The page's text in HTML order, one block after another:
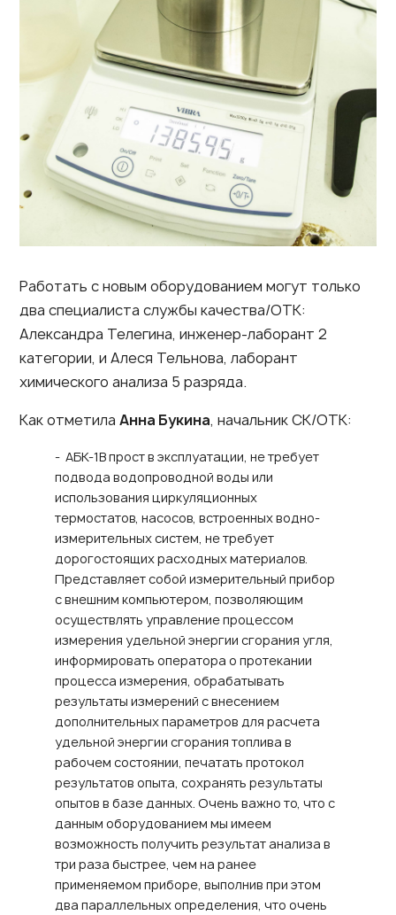
Работать с новым оборудованием могут только
два специалиста службы качества/ОТК:
Александра Телегина, инженер-лаборант 2
категории, и Алеся Тельнова, лаборант
химического анализа 5 разряда.
Как отметилаАнна Букина, начальник СК/ОТК:
- АБК-1В прост в эксплуатации, не требует
подвода водопроводной воды или
использования циркуляционных
термостатов, насосов, встроенных водно-
измерительных систем, не требует
дорогостоящих расходных материалов.
Представляет собой измерительный прибор
с внешним компьютером, позволяющим
осуществлять управление процессом
измерения удельной энергии сгорания угля,
информировать оператора о протекании
процесса измерения, обрабатывать
результаты измерений с внесением
дополнительных параметров для расчета
удельной энергии сгорания топлива в
рабочем состоянии, печатать протокол
результатов опыта, сохранять результаты
опытов в базе данных. Очень важно то, что с
данным оборудованием мы имеем
возможность получить результат анализа в
три раза быстрее, чем на ранее
применяемом приборе, выполнив при этом
два параллельных определения, что очень